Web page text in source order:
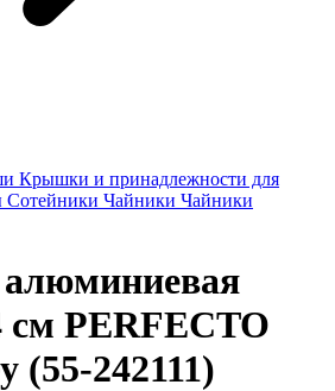
Крышки и принадлежности для
Сотейники Чайники Чайники
см PERFECTO
(55-242111)